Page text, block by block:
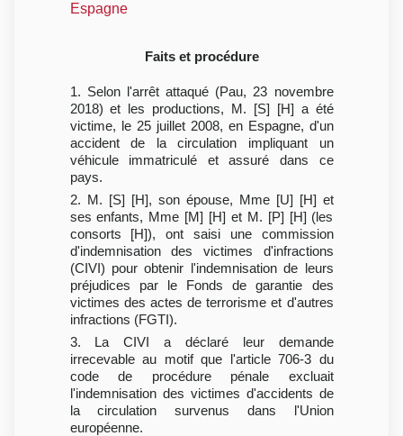
Espagne
Faits et procédure
1. Selon l'arrêt attaqué (Pau, 23 novembre
2018) et les productions, M. [S] [H] a été
victime, le 25 juillet 2008, en Espagne, d'un
accident de la circulation impliquant un
véhicule immatriculé et assuré dans ce
pays.
2. M. [S] [H], son épouse, Mme [U] [H] et
ses enfants, Mme [M] [H] et M. [P] [H] (les
consorts [H]), ont saisi une commission
d'indemnisation des victimes d'infractions
(CIVI) pour obtenir l'indemnisation de leurs
préjudices par le Fonds de garantie des
victimes des actes de terrorisme et d'autres
infractions (FGTI).
3. La CIVI a déclaré leur demande
irrecevable au motif que l'article 706-3 du
code de procédure pénale excluait
l'indemnisation des victimes d'accidents de
la circulation survenus dans l'Union
européenne.